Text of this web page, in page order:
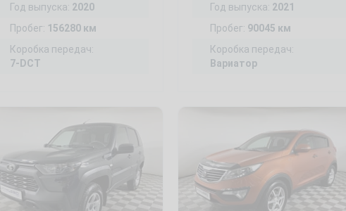
Год выпуска: 2020
Пробег: 156280 км
Коробка передач:
7-DCT
Год выпуска: 2021
Пробег: 90045 км
Коробка передач:
Вариатор